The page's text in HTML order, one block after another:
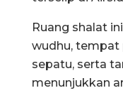
Ruang shalat
wudhu, tempat
sepatu, serta
menunjukkan